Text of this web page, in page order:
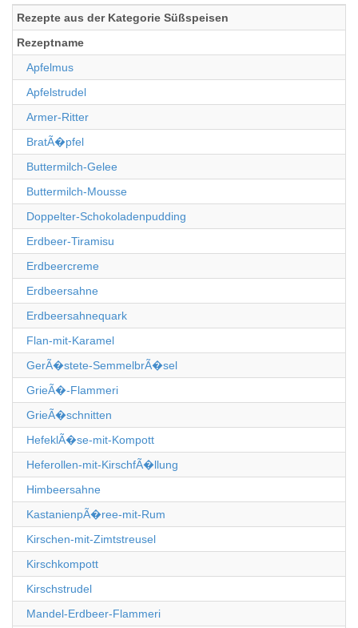
Rezepte aus der Kategorie Süßspeisen
Rezeptname
Apfelmus
Apfelstrudel
Armer-Ritter
BratÃ�pfel
Buttermilch-Gelee
Buttermilch-Mousse
Doppelter-Schokoladenpudding
Erdbeer-Tiramisu
Erdbeercreme
Erdbeersahne
Erdbeersahnequark
Flan-mit-Karamel
GerÃ�stete-SemmelbrÃ�sel
GrieÃ�-Flammeri
GrieÃ�schnitten
HefeklÃ�se-mit-Kompott
Heferollen-mit-KirschfÃ�llung
Himbeersahne
KastanienpÃ�ree-mit-Rum
Kirschen-mit-Zimtstreusel
Kirschkompott
Kirschstrudel
Mandel-Erdbeer-Flammeri